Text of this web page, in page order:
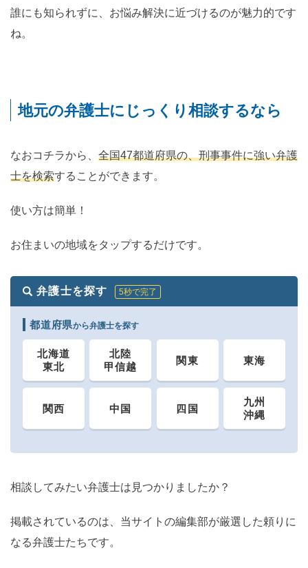
誰にも知られずに、お悩み解決に近づけるのが魅力的です
ね。
地元の弁護士にじっくり相談するなら
なおコチラから、 全国47都道府県の、刑事事件に強い弁護
士を検索することができます。
使い方は簡単！
お住まいの地域をタップするだけです。
弁護士を探す 5秒で完了
都道府県から弁護士を探す
北海道
東北
北陸
甲信越
関東 東海
関西 中国 四国
九州
沖縄
相談してみたい弁護士は見つかりましたか？
掲載されているのは、当サイトの編集部が厳選した頼りに
なる弁護士たちです。